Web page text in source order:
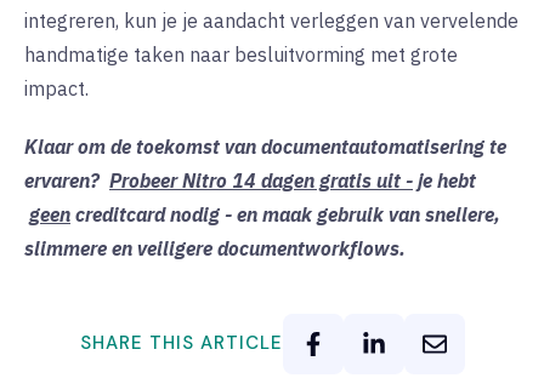
integreren, kun je je aandacht verleggen van vervelende
handmatige taken naar besluitvorming met grote
impact.
Klaar om de toekomst van documentautomatisering te
ervaren? Probeer Nitro 14 dagen gratis uit - je hebt
geen creditcard nodig - en maak gebruik van snellere,
slimmere en veiligere documentworkflows.
SHARE THIS ARTICLE